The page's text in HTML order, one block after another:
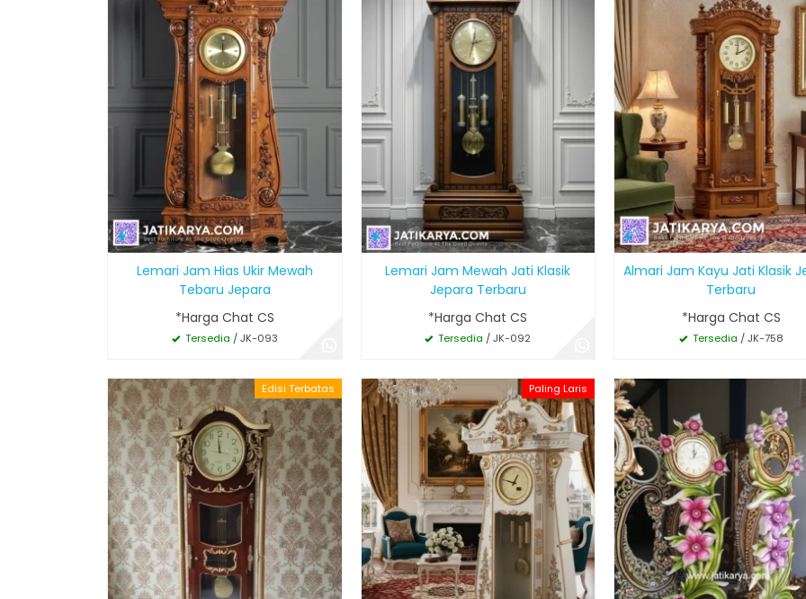
Lemari Jam Hias Ukir Mewah
Tebaru Jepara
*Harga Chat CS
Tersedia / JK-093
Lemari Jam Mewah Jati Klasik
Jepara Terbaru
*Harga Chat CS
Tersedia / JK-092
Almari Jam Kayu Jati Klasik
Terbaru
*Harga Chat CS
Tersedia / JK-758
Edisi Terbatas Paling Laris